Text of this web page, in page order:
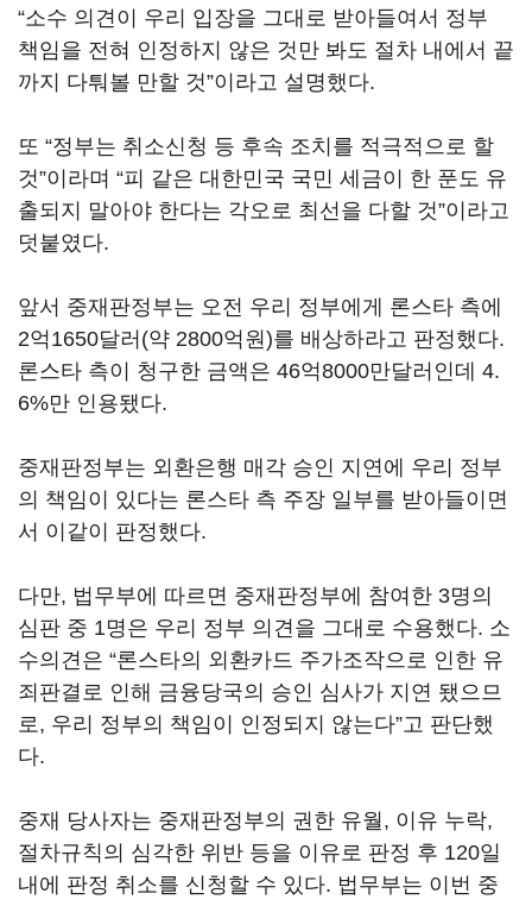
“소수 의견이 우리 입장을 그대로 받아들여서 정부
책임을 전혀 인정하지 않은 것만 봐도 절차 내에서 끝
까지 다퉈볼 만할 것”이라고 설명했다.
또 “정부는 취소신청 등 후속 조치를 적극적으로 할
것”이라며 “피 같은 대한민국 국민 세금이 한 푼도 유
출되지 말아야 한다는 각오로 최선을 다할 것”이라고
덧붙였다.
앞서 중재판정부는 오전 우리 정부에게 론스타 측에
2억1650달러(약 2800억원)를 배상하라고 판정했다.
론스타 측이 청구한 금액은 46억8000만달러인데 4.
6%만 인용됐다.
중재판정부는 외환은행 매각 승인 지연에 우리 정부
의 책임이 있다는 론스타 측 주장 일부를 받아들이면
서 이같이 판정했다.
다만, 법무부에 따르면 중재판정부에 참여한 3명의
심판 중 1명은 우리 정부 의견을 그대로 수용했다. 소
수의견은 “론스타의 외환카드 주가조작으로 인한 유
죄판결로 인해 금융당국의 승인 심사가 지연 됐으므
로, 우리 정부의 책임이 인정되지 않는다”고 판단했
다.
중재 당사자는 중재판정부의 권한 유월, 이유 누락,
절차규칙의 심각한 위반 등을 이유로 판정 후 120일
내에 판정 취소를 신청할 수 있다. 법무부는 이번 중